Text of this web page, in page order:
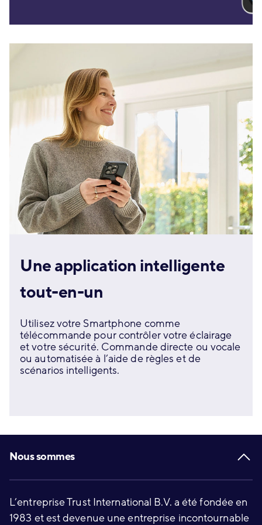
Une application intelligente
tout-en-un
Utilisez votre Smartphone comme
télécommande pour contrôler votre éclairage
et votre sécurité. Commande directe ou vocale
ou automatisée à l’aide de règles et de
scénarios intelligents.
Footer
Nous sommes
L’entreprise Trust International B.V. a été fondée en
1983 et est devenue une entreprise incontournable